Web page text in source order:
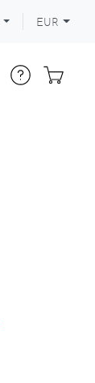
EUR